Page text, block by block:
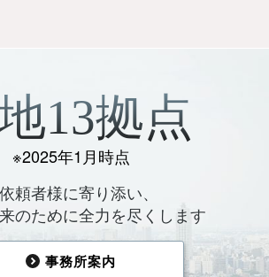
13拠点
※2025年1月時点
頼者様に寄り添い、
のために全力を尽くします
事務所案内